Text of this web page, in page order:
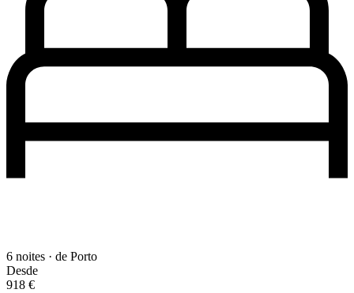
6 noites · de Porto
Desde
918 €